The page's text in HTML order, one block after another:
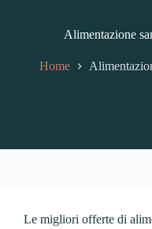
Alimentazione
Home
Le migliori offerte di